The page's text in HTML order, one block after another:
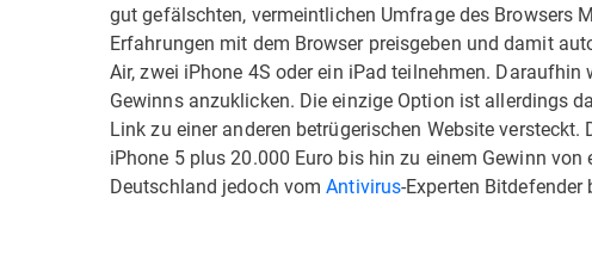
gut gefälschten, vermeintlichen Umfrage des Browsers
Erfahrungen mit dem Browser preisgeben und damit
Air, zwei iPhone 4S oder ein iPad teilnehmen. Daraufhin
Gewinns anzuklicken. Die einzige Option ist allerdings
Link zu einer anderen betrügerischen Website
iPhone 5 plus 20.000 Euro bis hin zu einem Gewinn
Deutschland jedoch vomAntivirus-Experten Bitdefender